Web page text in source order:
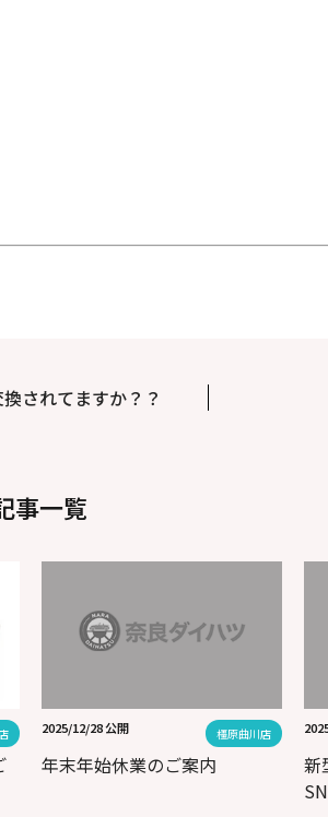
されてますか？？
事一覧
2025/12/28 公開 橿原曲川店
年末年始休業のご案内
新